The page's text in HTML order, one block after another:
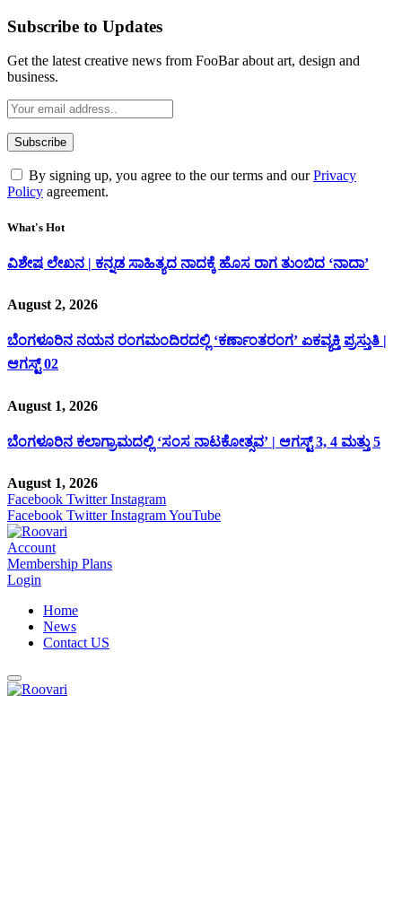
Subscribe to Updates
Get the latest creative news from FooBar about art, design and
business.
By signing up, you agree to the our terms and ourPrivacy
Policy agreement.
What's Hot
ವಿಶೇಷ ಲೇಖನ | ಕನ್ನಡ ಸಾಹಿತ್ಯದ ನಾದಕ್ಕೆ ಹೊಸ ರಾಗ ತುಂಬಿದ ‘ನಾದಾ’
August 2, 2026
ಬೆಂಗಳೂರಿನ ನಯನ ರಂಗಮಂದಿರದಲ್ಲಿ ‘ಕರ್ಣಾಂತರಂಗ’ ಏಕವ್ಯಕ್ತಿ ಪ್ರಸ್ತುತಿ |
ಆಗಸ್ಟ್ 02
August 1, 2026
ಬೆಂಗಳೂರಿನ ಕಲಾಗ್ರಾಮದಲ್ಲಿ ‘ಸಂಸ ನಾಟಕೋತ್ಸವ’ | ಆಗಸ್ಟ್ 3, 4 ಮತ್ತು 5
August 1, 2026
Facebook Twitter Instagram
Facebook Twitter InstagramYouTube
Account
Membership Plans
Login
Home
News
Contact US